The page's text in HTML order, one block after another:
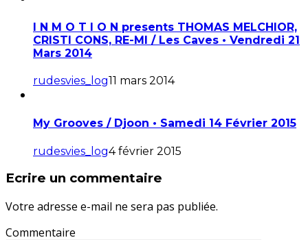
I N M O T I O N presents THOMAS MELCHIOR,
CRISTI CONS, RE-MI / Les Caves • Vendredi 21
Mars 2014
rudesvies_log11 mars 2014
My Grooves / Djoon • Samedi 14 Février 2015
rudesvies_log4 février 2015
Ecrire un commentaire
Votre adresse e-mail ne sera pas publiée.
Commentaire